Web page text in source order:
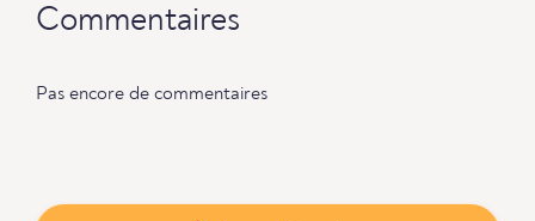
Commentaires
Pas encore de commentaires